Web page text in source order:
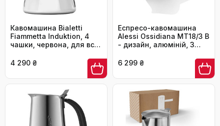
Кавомашина Bialetti
Fiammetta Induktion, 4
чашки, червона, для всіх
4 290 ₴
Еспресо-кавомашина
Alessi Ossidiana MT18/3 B
- дизайн, алюміній, 3
6 299 ₴